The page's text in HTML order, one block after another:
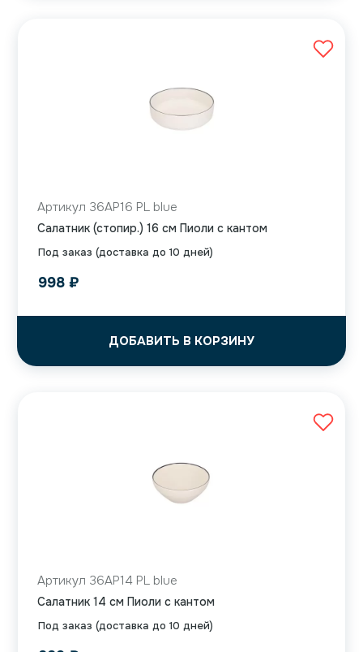
Под заказ (доставка до 10 дней)
Артикул 36AP16 PL blue
Салатник (стопир.) 16 см Пиоли с кантом
998 ₽
ДОБАВИТЬ В КОРЗИНУ
Под заказ (доставка до 10 дней)
Артикул 36AP14 PL blue
Салатник 14 см Пиоли с кантом